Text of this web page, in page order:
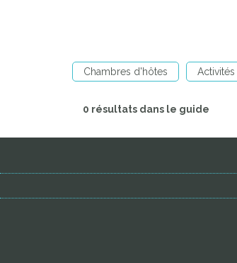
Chambres d'hôtes Activités
0 résultats dans le guide